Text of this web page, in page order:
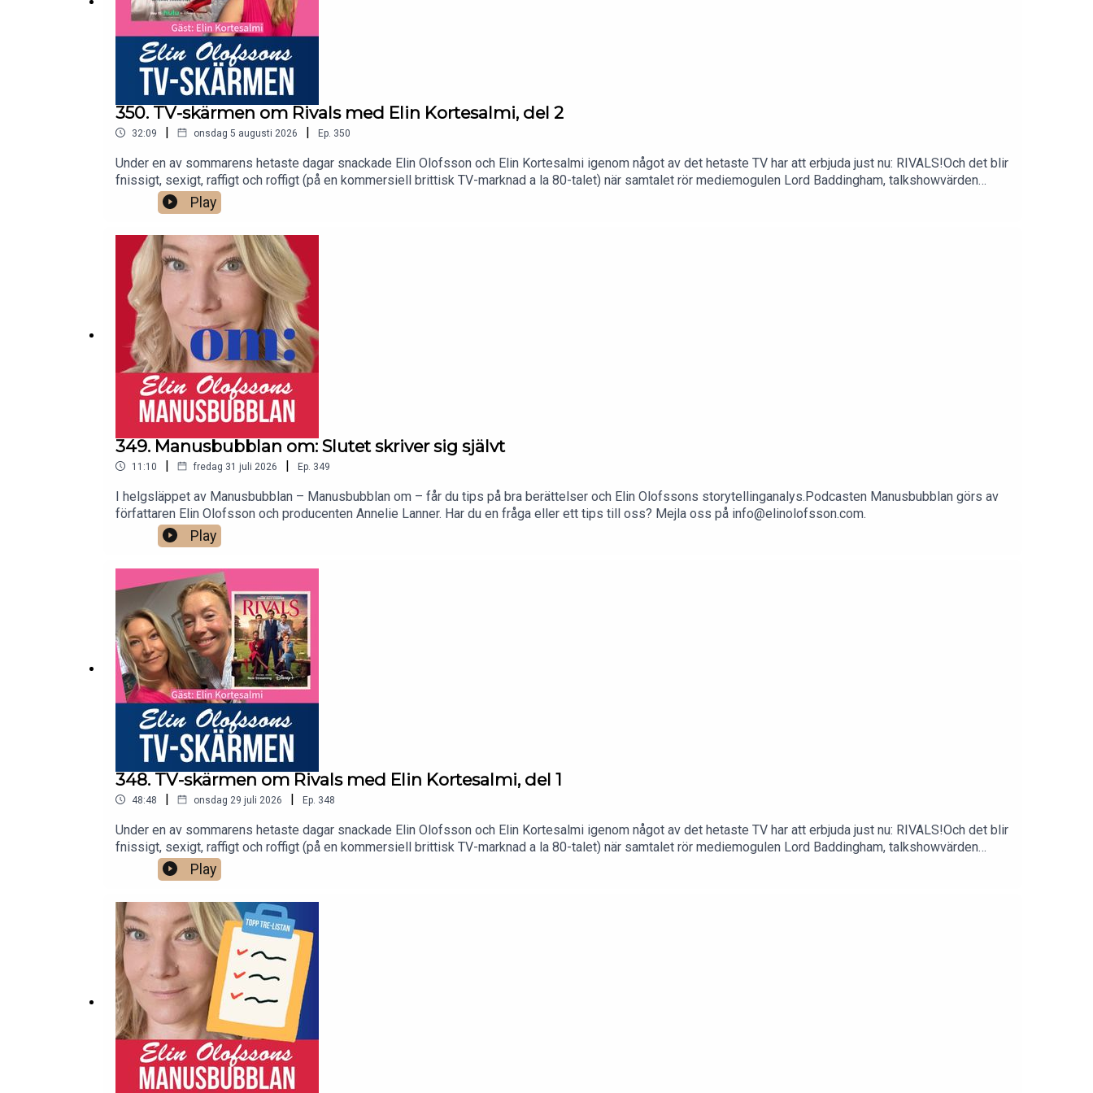
350. TV-skärmen om Rivals med Elin Kortesalmi, del 2
32:09 | onsdag 5 augusti 2026 | Ep. 350
Under en av sommarens hetaste dagar snackade Elin Olofsson och Elin Kortesalmi igenom något av det hetaste TV har att erbjuda just nu: RIVALS!Och det blir
fnissigt, sexigt, raffigt och roffigt (på en kommersiell brittisk TV-marknad a la 80-talet) när samtalet rör mediemogulen Lord Baddingham, talkshowvärden
Declan O'Hara, romanförfattaren Lizzie Verker, IT-miljonären Freddie Jones och alla de andra i Rivals i ett dubbelavsnitt av TV-skärmen!Podcasten
Manusbubblan görs av författaren Elin Olofsson och producenten Annelie Lanner. Har du en fråga eller ett tips till oss? Mejla oss på info@elinolofsson.com.
Play
349. Manusbubblan om: Slutet skriver sig självt
11:10 | fredag 31 juli 2026 | Ep. 349
I helgsläppet av Manusbubblan – Manusbubblan om – får du tips på bra berättelser och Elin Olofssons storytellinganalys.Podcasten Manusbubblan görs av
författaren Elin Olofsson och producenten Annelie Lanner. Har du en fråga eller ett tips till oss? Mejla oss på info@elinolofsson.com.
Play
348. TV-skärmen om Rivals med Elin Kortesalmi, del 1
48:48 | onsdag 29 juli 2026 | Ep. 348
Under en av sommarens hetaste dagar snackade Elin Olofsson och Elin Kortesalmi igenom något av det hetaste TV har att erbjuda just nu: RIVALS!Och det blir
fnissigt, sexigt, raffigt och roffigt (på en kommersiell brittisk TV-marknad a la 80-talet) när samtalet rör mediemogulen Lord Baddingham, talkshowvärden
Declan O'Hara, romanförfattaren Lizzie Verker, IT-miljonären Freddie Jones och alla de andra i Rivals i ett dubbelavsnitt av TV-skärmen!Podcasten
Manusbubblan görs av författaren Elin Olofsson och producenten Annelie Lanner. Har du en fråga eller ett tips till oss? Mejla oss på info@elinolofsson.com.
Play